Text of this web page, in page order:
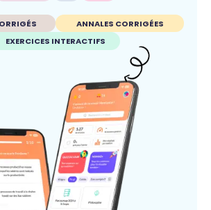
ANNALES CORRIGÉES
EXERCICES INTERACTIFS